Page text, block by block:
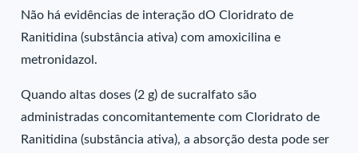
Não há evidências de interação dO Cloridrato de
Ranitidina (substância ativa) com amoxicilina e
metronidazol.
Quando altas doses (2 g) de sucralfato são
administradas concomitantemente com Cloridrato de
Ranitidina (substância ativa), a absorção desta pode ser